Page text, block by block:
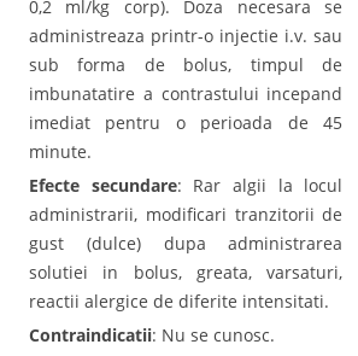
0,2 ml/kg corp). Doza necesara se
administreaza printr-o injectie i.v. sau
sub forma de bolus, timpul de
imbunatatire a contrastului incepand
imediat pentru o perioada de 45
minute.
Efecte secundare: Rar algii la locul
administrarii, modificari tranzitorii de
gust (dulce) dupa administrarea
solutiei in bolus, greata, varsaturi,
reactii alergice de diferite intensitati.
Contraindicatii: Nu se cunosc.